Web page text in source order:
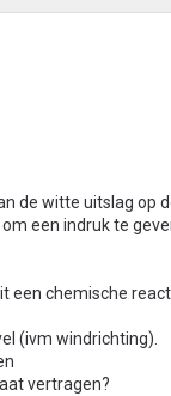
de witte uitslag op
een indruk te
een chemische
(ivm windrichting).
vertragen?